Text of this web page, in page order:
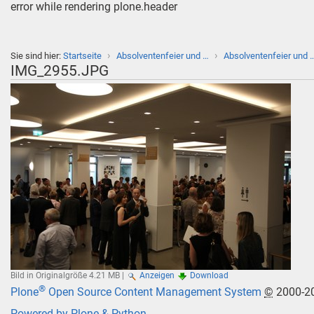
error while rendering plone.header
Sie sind hier: Startseite › Absolventenfeier und … › Absolventenfeier und
IMG_2955.JPG
Bild in Originalgröße 4.21 MB Anzeigen Download
Plone® Open Source Content Management System © 2000-